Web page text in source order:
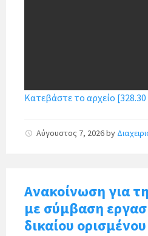
Κατεβάστε το αρχείο
Αύγουστος 7, 2026by
Ανακοίνωση για
με σύμβαση
δικαίου